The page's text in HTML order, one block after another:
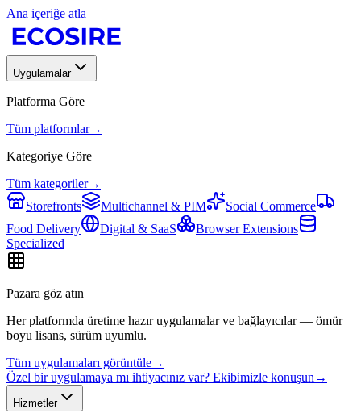
Ana içeriğe atla
Uygulamalar
Platforma Göre
Tüm platformlar→
Kategoriye Göre
Tüm kategoriler→
Storefronts
Multichannel & PIM
Social Commerce
Food Delivery
Digital & SaaS
Browser Extensions
Specialized
Pazara göz atın
Her platformda üretime hazır uygulamalar ve bağlayıcılar — ömür
boyu lisans, sürüm uyumlu.
Tüm uygulamaları görüntüle→
Özel bir uygulamaya mı ihtiyacınız var? Ekibimizle konuşun →
Hizmetler